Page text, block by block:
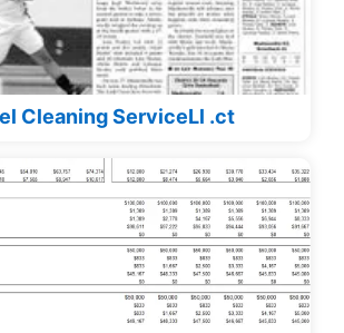
Cleaning ServiceLl .ct